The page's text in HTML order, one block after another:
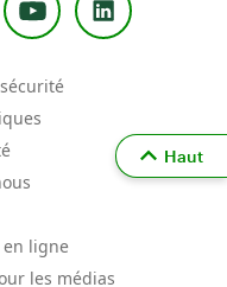
en ligne
les médias
Haut